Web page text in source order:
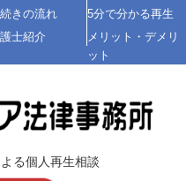
きの流れ
5分で分かる再生
士紹介
メリット・デメリ
ット
る個人再生相談